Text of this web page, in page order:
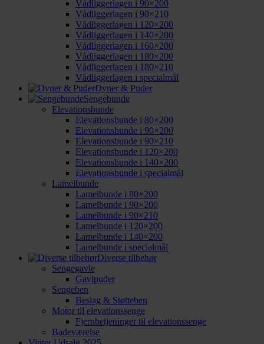
Vådliggerlagen i 90×200
Vådliggerlagen i 90×210
Vådliggerlagen i 120×200
Vådliggerlagen i 140×200
Vådliggerlagen i 160×200
Vådliggerlagen i 180×200
Vådliggerlagen i 180×210
Vådliggerlagen i specialmål
Dyner & Puder
Sengebunde
Elevationsbunde
Elevationsbunde i 80×200
Elevationsbunde i 90×200
Elevationsbunde i 90×210
Elevationsbunde i 120×200
Elevationsbunde i 140×200
Elevationsbunde i specialmål
Lamelbunde
Lamelbunde i 80×200
Lamelbunde i 90×200
Lamelbunde i 90×210
Lamelbunde i 120×200
Lamelbunde i 140×200
Lamelbunde i specialmål
Diverse tilbehør
Sengegavle
Gavlpuder
Sengeben
Beslag & Støtteben
Motor til elevationssenge
Fjernbetjeninger til elevationssenge
Badeværelse